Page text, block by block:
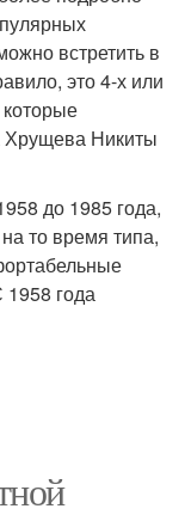
встретить в
это 4-х или
Хрущева Никиты
до 1985 года,
то время типа,
года